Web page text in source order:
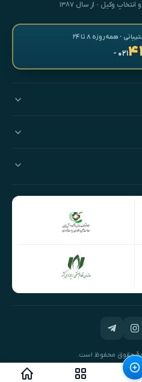
وکیل · از سال ۱۳۸۷
· همه‌روزه ۸ تا ۲۴
- ۰۲۱
حقوق محفوظ است.
نیک‌داده‌پرداز